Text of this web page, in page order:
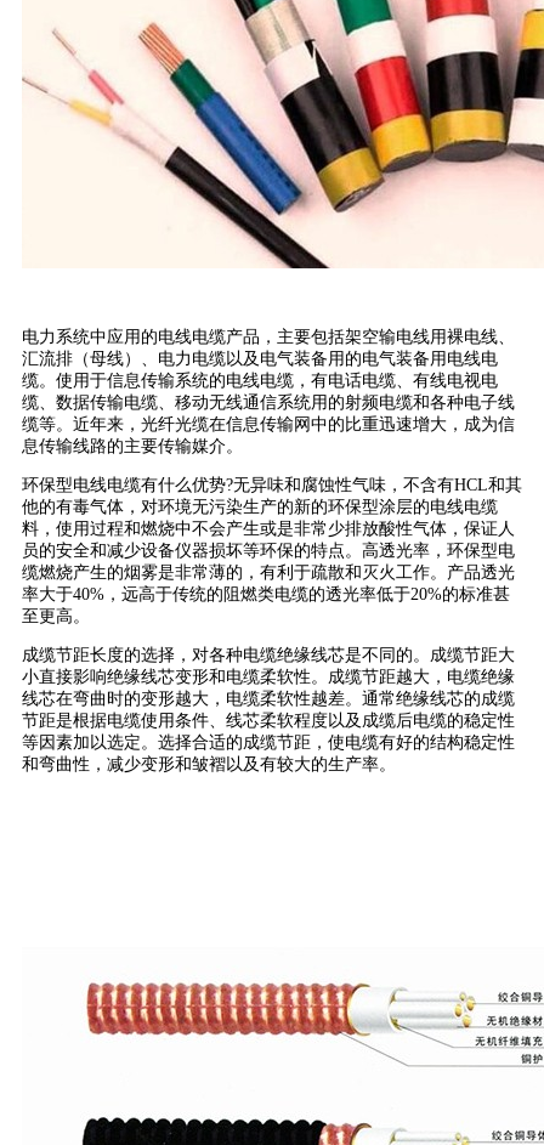
电力系统中应用的电线电缆产品，主要包括架空输电线用裸电线、
汇流排（母线）、电力电缆以及电气装备用的电气装备用电线电
缆。使用于信息传输系统的电线电缆，有电话电缆、有线电视电
缆、数据传输电缆、移动无线通信系统用的射频电缆和各种电子线
缆等。近年来，光纤光缆在信息传输网中的比重迅速增大，成为信
息传输线路的主要传输媒介。
环保型电线电缆有什么优势?无异味和腐蚀性气味，不含有HCL和其
他的有毒气体，对环境无污染生产的新的环保型涂层的电线电缆
料，使用过程和燃烧中不会产生或是非常少排放酸性气体，保证人
员的安全和减少设备仪器损坏等环保的特点。高透光率，环保型电
缆燃烧产生的烟雾是非常薄的，有利于疏散和灭火工作。产品透光
率大于40%，远高于传统的阻燃类电缆的透光率低于20%的标准甚
至更高。
成缆节距长度的选择，对各种电缆绝缘线芯是不同的。成缆节距大
小直接影响绝缘线芯变形和电缆柔软性。成缆节距越大，电缆绝缘
线芯在弯曲时的变形越大，电缆柔软性越差。通常绝缘线芯的成缆
节距是根据电缆使用条件、线芯柔软程度以及成缆后电缆的稳定性
等因素加以选定。选择合适的成缆节距，使电缆有好的结构稳定性
和弯曲性，减少变形和皱褶以及有较大的生产率。